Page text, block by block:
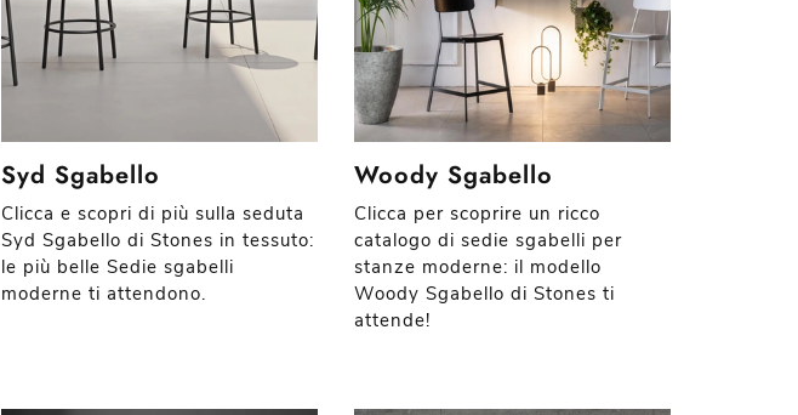
Syd Sgabello
Clicca e scopri di più sulla seduta
Syd Sgabello di Stones in tessuto:
le più belle Sedie sgabelli
moderne ti attendono.
Woody Sgabello
Clicca per scoprire un ricco
catalogo di sedie sgabelli per
stanze moderne: il modello
Woody Sgabello di Stones ti
attende!